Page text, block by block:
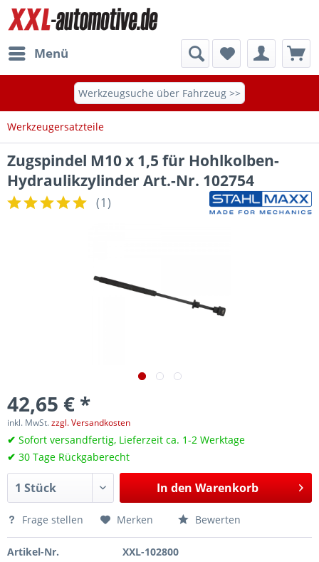
Menü
Werkzeugsuche über Fahrzeug >>
Werkzeugersatzteile
Zugspindel M10 x 1,5 für Hohlkolben-
Hydraulikzylinder Art.-Nr. 102754
(1)
42,65 € *
inkl. MwSt.zzgl. Versandkosten
✔ Sofort versandfertig, Lieferzeit ca. 1-2 Werktage
✔ 30 Tage Rückgaberecht
In den Warenkorb
Frage stellen Merken Bewerten
Artikel-Nr. XXL-102800